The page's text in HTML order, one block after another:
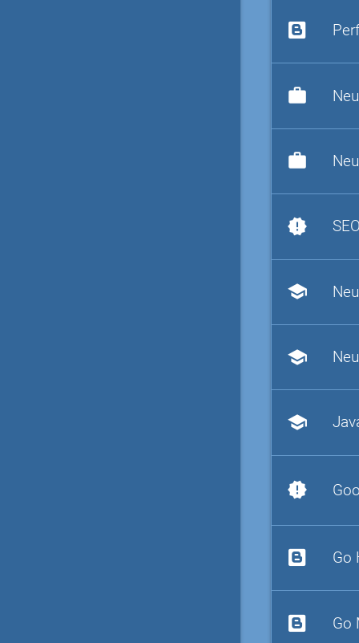
work
work
new_releases
school
school
school
new_releases
Go
Go